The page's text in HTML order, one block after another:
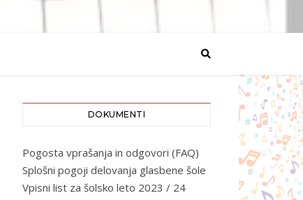
DOKUMENTI
Pogosta vprašanja in odgovori (FAQ)
Splošni pogoji delovanja glasbene šole
Vpisni list za šolsko leto 2023 / 24